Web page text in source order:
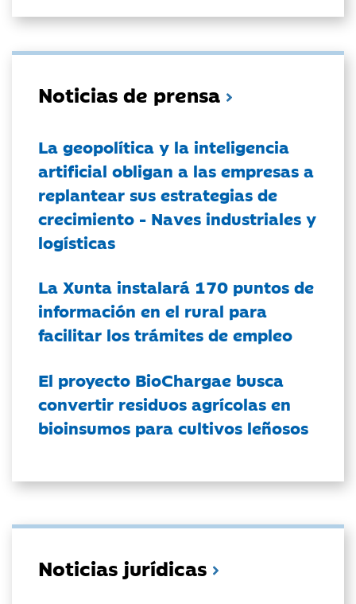
Noticias de prensa
La geopolítica y la inteligencia
artificial obligan a las empresas a
replantear sus estrategias de
crecimiento - Naves industriales y
logísticas
La Xunta instalará 170 puntos de
información en el rural para
facilitar los trámites de empleo
El proyecto BioChargae busca
convertir residuos agrícolas en
bioinsumos para cultivos leñosos
Noticias jurídicas